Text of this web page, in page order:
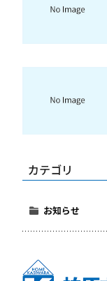
カテゴリ
お知らせ